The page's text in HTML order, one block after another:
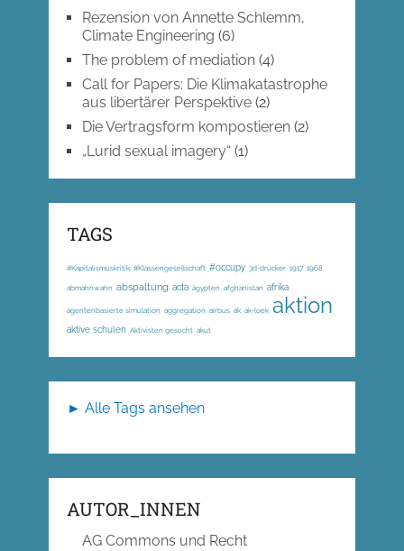
Rezension von Annette Schlemm,
Climate Engineering (6)
The problem of mediation(4)
Call for Papers: Die Klimakatastrophe
aus libertärer Perspektive(2)
Die Vertragsform kompostieren(2)
„Lurid sexual imagery“ (1)
TAGS
#Kapitalismuskritik; #Klassengesellschaft #occupy 3d-drucker 1917 1968
abmahnwahn abspaltung acta ägypten afghanistan afrika
agentenbasierte simulation aggregation airbus ak ak-loek aktion
aktive schulen Aktivisten gesucht akut
► Alle Tags ansehen
AUTOR_INNEN
AG Commons und Recht